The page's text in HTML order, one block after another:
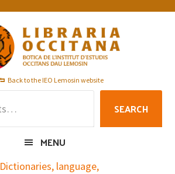
Back to the IEO Lemosin website
SEARCH
MENU
Dictionaries, language,